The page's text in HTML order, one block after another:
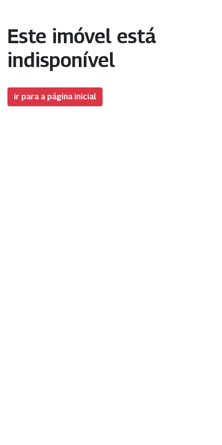
Este imóvel está
indisponível
ir para a página inicial